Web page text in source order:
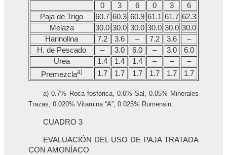
0
3 6 0 3
6
Paja de Trigo
60.7 60.3 60.9 61.1 61.7 62.3
Melaza
30.0 30.0 30.0 30.0 30.0 30.0
Harinolina
7.2 3.6 – 7.2 3.6
–
H. de Pescado
– 3.0 6.0 – 3.0
6.0
Urea
1.4 1.4 1.4 – –
–
Premezclaa) 1.7 1.7 1.7 1.7 1.7 1.7
a) 0.7% Roca fosfórica, 0.6% Sal, 0.05% Minerales
Trazas, 0.020% Vitamina “A”, 0.025% Rumensin.
CUADRO 3
EVALUACIÓN DEL USO DE PAJA TRATADA
CON AMONÍACO